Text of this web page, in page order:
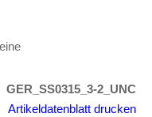
GER_SS0315_3-2_UNC
Artikeldatenblatt drucken